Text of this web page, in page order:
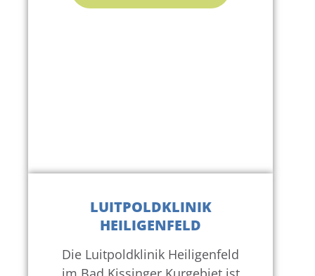
LUITPOLDKLINIK
HEILIGENFELD
Die Luitpoldklinik Heiligenfeld